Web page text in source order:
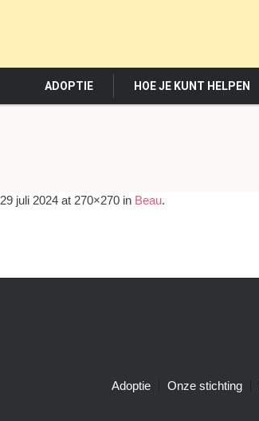
ADOPTIE HOE JE KUNT HELPEN
29 juli 2024 at 270×270 in Beau.
Adoptie Onze stichting